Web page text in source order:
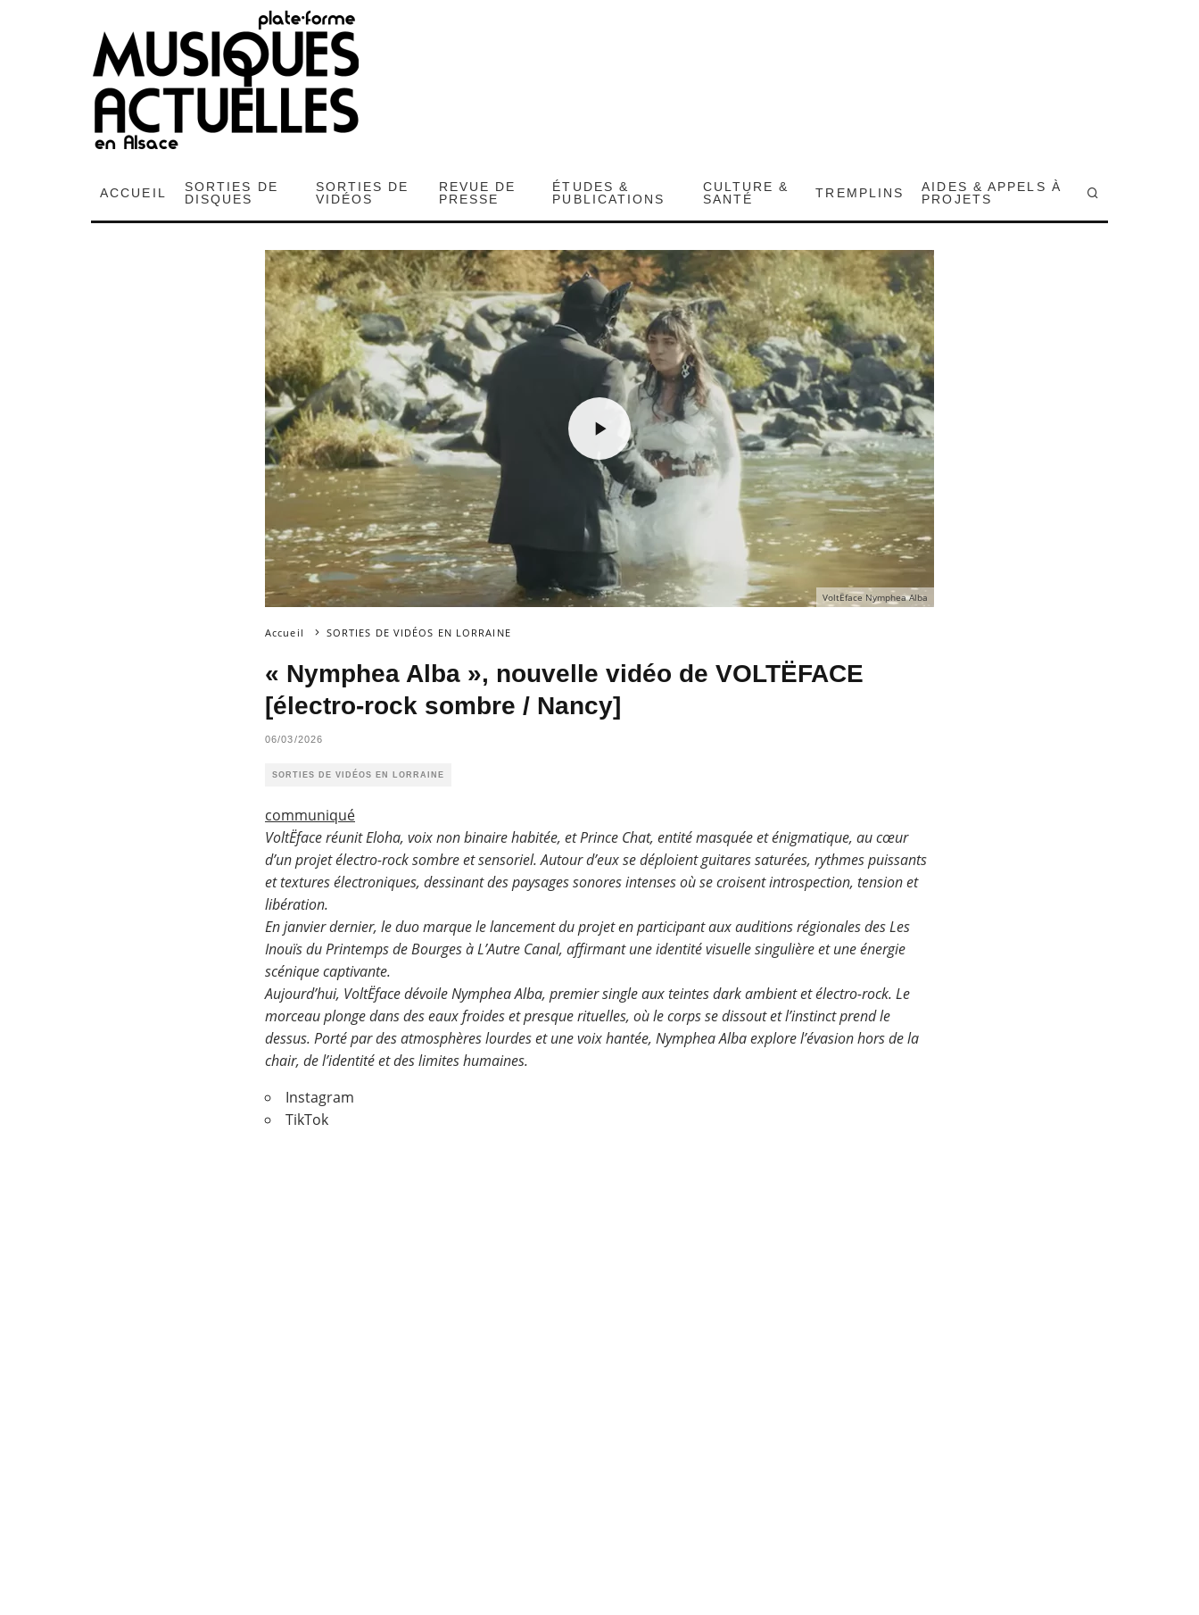
ACCUEIL
SORTIES DE
DISQUES
SORTIES DE
VIDÉOS
REVUE DE
PRESSE
ÉTUDES &
PUBLICATIONS
CULTURE &
SANTÉ
TREMPLINS
AIDES & APPELS À
PROJETS
VoltËface Nymphea Alba
Accueil SORTIES DE VIDÉOS EN LORRAINE
« Nymphea Alba », nouvelle vidéo de VOLTËFACE
[électro-rock sombre / Nancy]
06/03/2026
SORTIES DE VIDÉOS EN LORRAINE
communiqué
VoltËface réunit Eloha, voix non binaire habitée, et Prince Chat, entité masquée et énigmatique, au cœur
d’un projet électro-rock sombre et sensoriel. Autour d’eux se déploient guitares saturées, rythmes puissants
et textures électroniques, dessinant des paysages sonores intenses où se croisent introspection, tension et
libération.
En janvier dernier, le duo marque le lancement du projet en participant aux auditions régionales des Les
Inouïs du Printemps de Bourges à L’Autre Canal, affirmant une identité visuelle singulière et une énergie
scénique captivante.
Aujourd’hui, VoltËface dévoile Nymphea Alba, premier single aux teintes dark ambient et électro-rock. Le
morceau plonge dans des eaux froides et presque rituelles, où le corps se dissout et l’instinct prend le
dessus. Porté par des atmosphères lourdes et une voix hantée, Nymphea Alba explore l’évasion hors de la
chair, de l’identité et des limites humaines.
Instagram
TikTok